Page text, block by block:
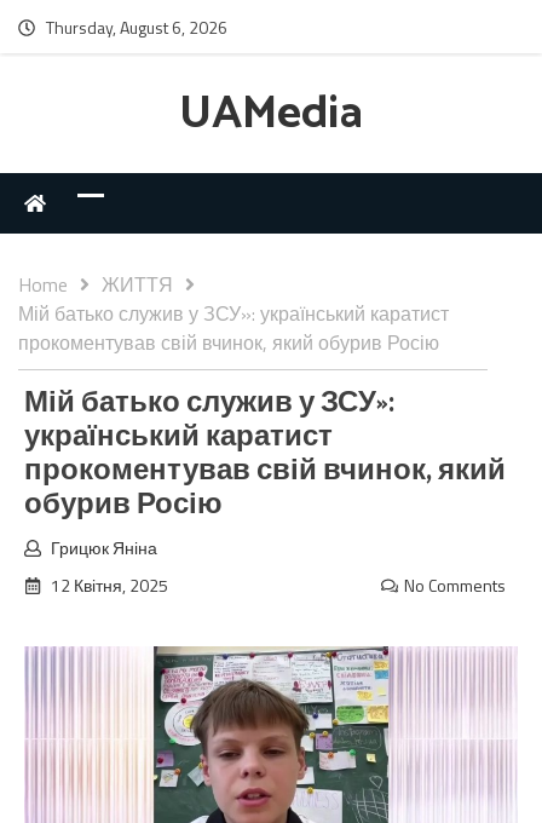
Thursday, August 6, 2026
UAMedia
Home
ЖИТТЯ
Мій батько служив у ЗСУ»: український каратист
прокоментував свій вчинок, який обурив Росію
Мій батько служив у ЗСУ»:
український каратист
прокоментував свій вчинок, який
обурив Росію
Грицюк Яніна
12 Квітня, 2025
No Comments